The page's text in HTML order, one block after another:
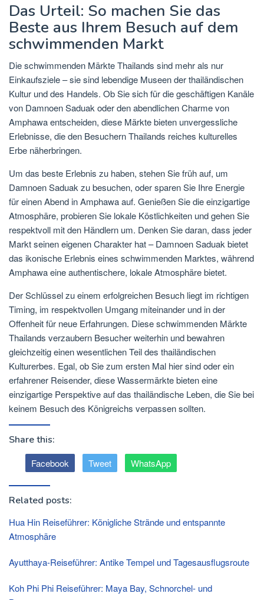
Das Urteil: So machen Sie das
Beste aus Ihrem Besuch auf dem
schwimmenden Markt
Die schwimmenden Märkte Thailands sind mehr als nur
Einkaufsziele – sie sind lebendige Museen der thailändischen
Kultur und des Handels. Ob Sie sich für die geschäftigen Kanäle
von Damnoen Saduak oder den abendlichen Charme von
Amphawa entscheiden, diese Märkte bieten unvergessliche
Erlebnisse, die den Besuchern Thailands reiches kulturelles
Erbe näherbringen.
Um das beste Erlebnis zu haben, stehen Sie früh auf, um
Damnoen Saduak zu besuchen, oder sparen Sie Ihre Energie
für einen Abend in Amphawa auf. Genießen Sie die einzigartige
Atmosphäre, probieren Sie lokale Köstlichkeiten und gehen Sie
respektvoll mit den Händlern um. Denken Sie daran, dass jeder
Markt seinen eigenen Charakter hat – Damnoen Saduak bietet
das ikonische Erlebnis eines schwimmenden Marktes, während
Amphawa eine authentischere, lokale Atmosphäre bietet.
Der Schlüssel zu einem erfolgreichen Besuch liegt im richtigen
Timing, im respektvollen Umgang miteinander und in der
Offenheit für neue Erfahrungen. Diese schwimmenden Märkte
Thailands verzaubern Besucher weiterhin und bewahren
gleichzeitig einen wesentlichen Teil des thailändischen
Kulturerbes. Egal, ob Sie zum ersten Mal hier sind oder ein
erfahrener Reisender, diese Wassermärkte bieten eine
einzigartige Perspektive auf das thailändische Leben, die Sie bei
keinem Besuch des Königreichs verpassen sollten.
Share this:
Facebook Tweet WhatsApp
Related posts:
Hua Hin Reiseführer: Königliche Strände und entspannte
Atmosphäre
Ayutthaya-Reiseführer: Antike Tempel und Tagesausflugsroute
Koh Phi Phi Reiseführer: Maya Bay, Schnorchel- und